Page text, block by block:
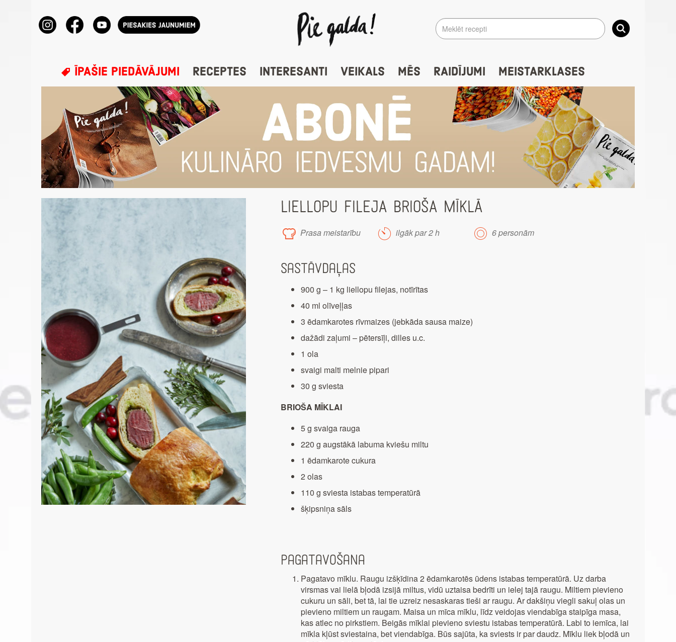
ĪPAŠIE PIEDĀVĀJUMI RECEPTES INTERESANTI VEIKALS MĒS RAIDĪJUMI MEISTARKLASES
LIELLOPU FILEJA BRIOŠA MĪKLĀ
Prasa meistarību ilgāk par 2 h 6 personām
Sastāvdaļas
900 g – 1 kg liellopu filejas, notīrītas
40 ml olīveļļas
3 ēdamkarotes rīvmaizes (jebkāda sausa maize)
dažādi zaļumi – pētersīļi, dilles u.c.
1 ola
svaigi malti melnie pipari
30 g sviesta
BRIOŠA MĪKLAI
5 g svaiga rauga
220 g augstākā labuma kviešu miltu
1 ēdamkarote cukura
2 olas
110 g sviesta istabas temperatūrā
šķipsniņa sāls
Pagatavošana
Pagatavo mīklu. Raugu izšķīdina 2 ēdamkarotēs ūdens istabas temperatūrā. Uz darba
virsmas vai lielā bļodā izsijā miltus, vidū uztaisa bedrīti un ielej tajā raugu. Miltiem pievieno
cukuru un sāli, bet tā, lai tie uzreiz nesaskaras tieši ar raugu. Ar dakšiņu viegli sakuļ olas un
pievieno miltiem un raugam. Maisa un mīca mīklu, līdz veidojas viendabīga staipīga masa,
kas atlec no pirkstiem. Beigās mīklai pievieno sviestu istabas temperatūrā. Labi to iemīca, lai
mīkla kļūst sviestaina, bet viendabīga. Būs sajūta, ka sviests ir par daudz. Mīklu liek bļodā un